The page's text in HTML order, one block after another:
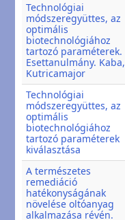
Technológiai
módszeregyüttes, az
optimális
biotechnológiához
tartozó paraméterek.
Esettanulmány. Kaba,
Kutricamajor
Technológiai
módszeregyüttes, az
optimális
biotechnológiához
tartozó paraméterek
kiválasztása
A természetes
remediáció
hatékonyságának
növelése oltóanyag
alkalmazása révén.